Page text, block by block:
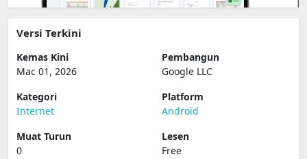
Versi Terkini
Kemas Kini
Mac 01, 2026
Pembangun
Google LLC
Kategori
Internet
Platform
Android
Muat Turun
0
Lesen
Free